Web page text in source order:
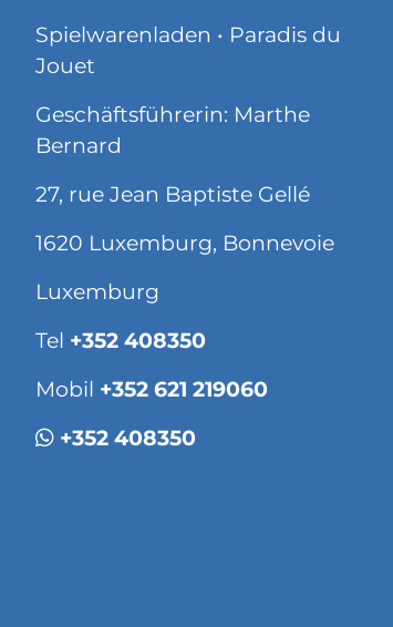
Spielwarenladen • Paradis du
Jouet
Geschäftsführerin: Marthe
Bernard
27, rue Jean Baptiste Gellé
1620 Luxemburg, Bonnevoie
Luxemburg
Tel +352 408350
Mobil +352 621 219060
+352 408350